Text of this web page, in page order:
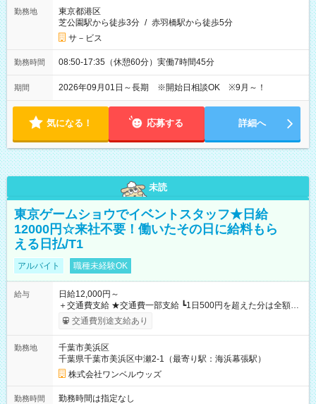
勤務地
東京都港区
芝公園駅から徒歩3分 / 赤羽橋駅から徒歩5分
サ－ビス
勤務時間 08:50-17:35（休憩60分）実働7時間45分
期間 2026年09月01日～長期 ※開始日相談OK ※9月～！
気になる！ 応募する 詳細へ
未読
東京ゲームショウでイベントスタッフ★日給
12000円☆来社不要！働いたその日に給料もら
える日払/T1
アルバイト 職種未経験OK
給与
日給12,000円～
＋交通費支給 ★交通費一部支給 ┗1日500円を超えた分は全額支
給！ ※往復500円以内の方は自己負担となります ★日払いOK！
（規定あり） ┗働いたその日に現金GET♪ お仕事後はコンビニ
なし
交通費別途支給あり
勤務地
千葉市美浜区
千葉県千葉市美浜区中瀬2-1（最寄り駅：海浜幕張駅）
株式会社ワンベルウッズ
勤務時間
勤務時間は指定なし